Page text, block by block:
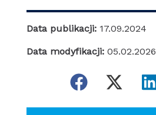
Data publikacji: 17.09.2024
Data modyfikacji: 05.02.2026